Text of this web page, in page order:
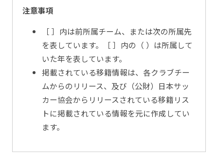
注意事項
［ ］内は前所属チーム、または次の所属先
を表しています。［ ］内の（ ）は所属して
いた年を表しています。
掲載されている移籍情報は、各クラブチー
ムからのリリース、及び（公財）日本サッ
カー協会からリリースされている移籍リス
トに掲載されている情報を元に作成してい
ます。